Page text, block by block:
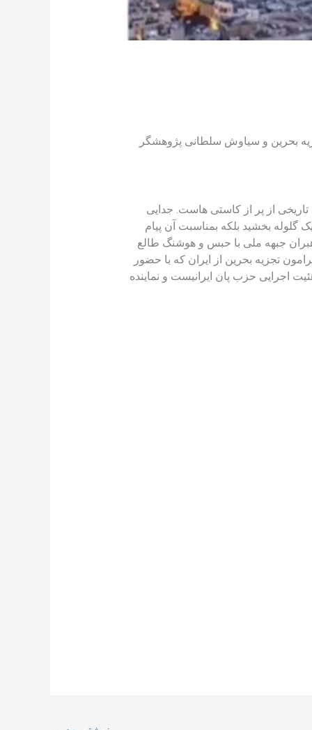
بحرین و سیاوش سلطانی پژوهشگر
از پر از کاستی هاست. جدایی
گلوله بخشید بلکه بمناسبت آن پیام
جبهه ملی با حبس و هوشنگ طالع
تجزیه بحرین از ایران که با حضور
حزب پان ایرانیست و نماینده